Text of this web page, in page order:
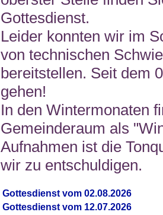
Gottesdienst.
Leider konnten wir im
von technischen
bereitstellen. Seit dem
gehen!
In den Wintermonaten
Gemeinderaum als
Aufnahmen ist die
wir zu entschuldigen.
Gottesdienst vom 02.08.2026
Gottesdienst vom 12.07.2026